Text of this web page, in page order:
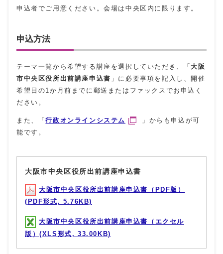
申込者でご用意ください。会場は中央区内に限ります。
申込方法
テーマ一覧から希望する講座を選択していただき、「大阪
市中央区役所出前講座申込書 」に必要事項を記入し、開催
希望日の1か月前までに郵送またはファックスでお申込く
ださい。
また、「行政オンラインシステム
」からも申込が可
能です。
大阪市中央区役所出前講座申込書
大阪市中央区役所出前講座申込書（PDF版）
(PDF形式, 5.76KB)
大阪市中央区役所出前講座申込書（エクセル
版）(XLS形式, 33.00KB)